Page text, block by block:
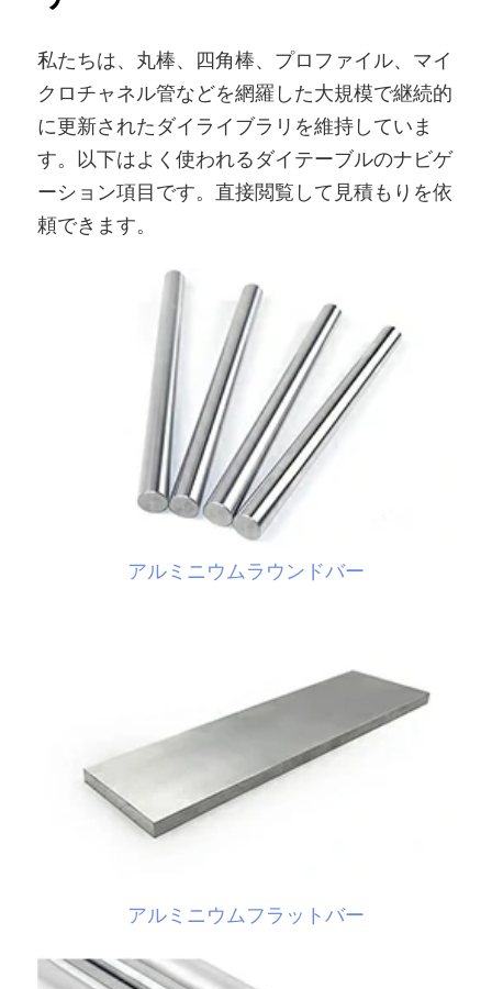
私たちは、丸棒、四角棒、プロファイル、マイ
クロチャネル管などを網羅した大規模で継続的
に更新されたダイライブラリを維持していま
す。以下はよく使われるダイテーブルのナビゲ
ーション項目です。直接閲覧して見積もりを依
頼できます。
アルミニウムラウンドバー
アルミニウムフラットバー